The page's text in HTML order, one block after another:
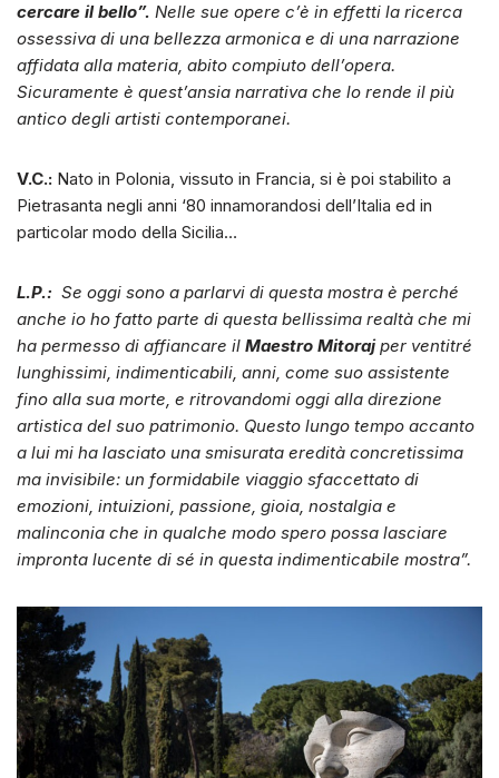
cercare il bello”. Nelle sue opere c’è in effetti la ricerca
ossessiva di una bellezza armonica e di una narrazione
affidata alla materia, abito compiuto dell’opera.
Sicuramente è quest’ansia narrativa che lo rende il più
antico degli artisti contemporanei.
V.C.: Nato in Polonia, vissuto in Francia, si è poi stabilito a
Pietrasanta negli anni ‘80 innamorandosi dell’Italia ed in
particolar modo della Sicilia…
L.P.: Se oggi sono a parlarvi di questa mostra è perché
anche io ho fatto parte di questa bellissima realtà che mi
ha permesso di affiancare il Maestro Mitorajper ventitré
lunghissimi, indimenticabili, anni, come suo assistente
fino alla sua morte, e ritrovandomi oggi alla direzione
artistica del suo patrimonio. Questo lungo tempo accanto
a lui mi ha lasciato una smisurata eredità concretissima
ma invisibile: un formidabile viaggio sfaccettato di
emozioni, intuizioni, passione, gioia, nostalgia e
malinconia che in qualche modo spero possa lasciare
impronta lucente di sé in questa indimenticabile mostra”.